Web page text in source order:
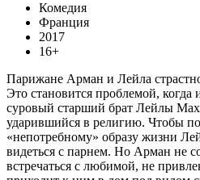
Комедия
Франция
2017
16+
Парижане Арман и Лейла
Это становится проблемой, когда
суровый старший брат Лейлы
ударившийся в религию. Чтобы
«непотребному» образу жизни
видеться с парнем. Но Арман не
встречаться с любимой, не